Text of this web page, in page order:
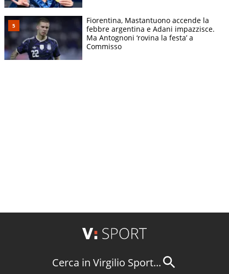
Fiorentina, Mastantuono accende la
febbre argentina e Adani impazzisce.
Ma Antognoni ‘rovina la festa’ a
Commisso
Cerca in Virgilio Sport...